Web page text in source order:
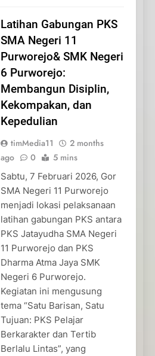
Latihan Gabungan PKS
SMA Negeri 11
Purworejo& SMK Negeri
6 Purworejo:
Membangun Disiplin,
Kekompakan, dan
Kepedulian
timMedia11
2 months
ago
0 5 mins
Sabtu, 7 Februari 2026, Gor
SMA Negeri 11 Purworejo
menjadi lokasi pelaksanaan
latihan gabungan PKS antara
PKS Jatayudha SMA Negeri
11 Purworejo dan PKS
Dharma Atma Jaya SMK
Negeri 6 Purworejo.
Kegiatan ini mengusung
tema “Satu Barisan, Satu
Tujuan: PKS Pelajar
Berkarakter dan Tertib
Berlalu Lintas”, yang